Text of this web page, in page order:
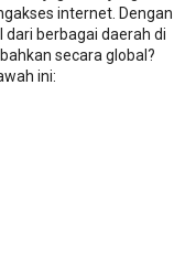
internet. Dengan
dari berbagai daerah di
secara global?
ini: